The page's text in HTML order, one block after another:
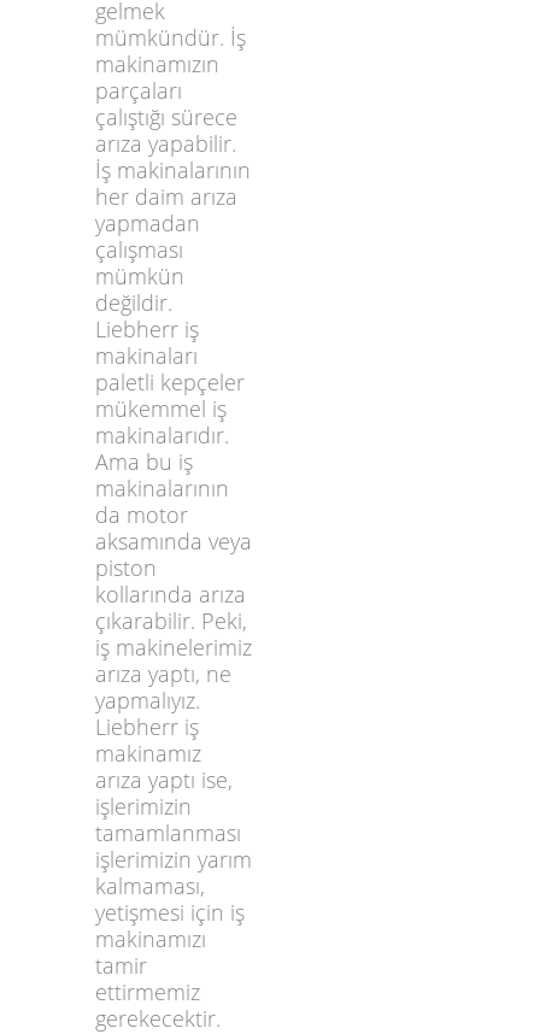
gelmek
mümkündür. İş
makinamızın
parçaları
çalıştığı sürece
arıza yapabilir.
İş makinalarının
her daim arıza
yapmadan
çalışması
mümkün
değildir.
Liebherr iş
makinaları
paletli kepçeler
mükemmel iş
makinalarıdır.
Ama bu iş
makinalarının
da motor
aksamında veya
piston
kollarında arıza
çıkarabilir. Peki,
iş makinelerimiz
arıza yaptı, ne
yapmalıyız.
Liebherr iş
makinamız
arıza yaptı ise,
işlerimizin
tamamlanması
işlerimizin yarım
kalmaması,
yetişmesi için iş
makinamızı
tamir
ettirmemiz
gerekecektir.